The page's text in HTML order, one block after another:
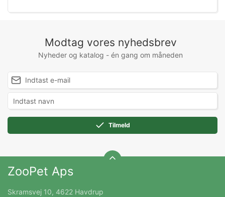
Modtag vores nyhedsbrev
Nyheder og katalog - én gang om måneden
Tilmeld
ZooPet Aps
Skramsvej 10, 4622 Havdrup